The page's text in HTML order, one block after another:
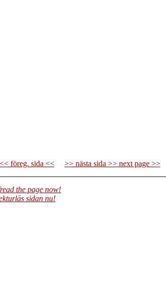
föreg. sida << >> nästa sida >> next page >>
the page now!
sidan nu!